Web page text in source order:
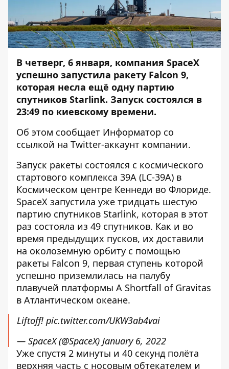
В четверг, 6 января, компания SpaceX
успешно запустила ракету Falcon 9,
которая несла ещё одну партию
спутников Starlink. Запуск состоялся в
23:49 по киевскому времени.
Об этом сообщает Информатор со
ссылкой на Twitter-аккаунт компании.
Запуск ракеты состоялся с космического
стартового комплекса 39A (LC-39A) в
Космическом центре Кеннеди во Флориде.
SpaceX запустила уже тридцать шестую
партию спутников Starlink, которая в этот
раз состояла из 49 спутников. Как и во
время предыдущих пусков, их доставили
на околоземную орбиту с помощью
ракеты Falcon 9, первая ступень которой
успешно приземлилась на палубу
плавучей платформы A Shortfall of Gravitas
в Атлантическом океане.
Liftoff! pic.twitter.com/UKW3ab4vai
— SpaceX (@SpaceX) January 6, 2022
Уже спустя 2 минуты и 40 секунд полёта
верхняя часть с носовым обтекателем и